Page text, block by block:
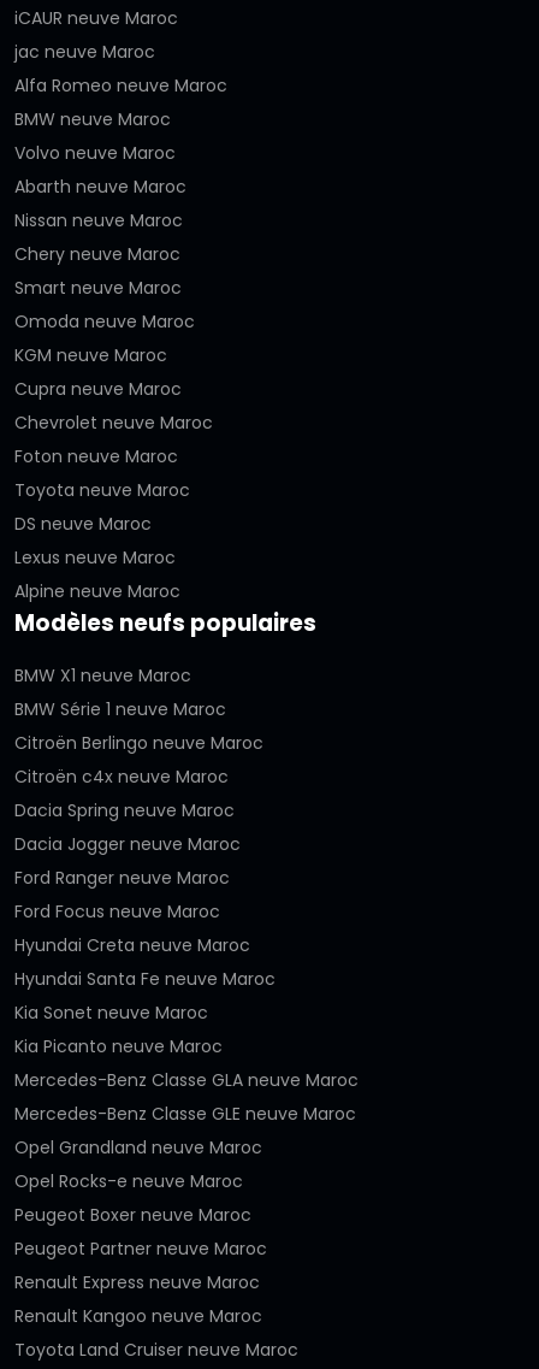
iCAUR neuve Maroc
jac neuve Maroc
Alfa Romeo neuve Maroc
BMW neuve Maroc
Volvo neuve Maroc
Abarth neuve Maroc
Nissan neuve Maroc
Chery neuve Maroc
Smart neuve Maroc
Omoda neuve Maroc
KGM neuve Maroc
Cupra neuve Maroc
Chevrolet neuve Maroc
Foton neuve Maroc
Toyota neuve Maroc
DS neuve Maroc
Lexus neuve Maroc
Alpine neuve Maroc
Modèles neufs populaires
BMW X1 neuve Maroc
BMW Série 1 neuve Maroc
Citroën Berlingo neuve Maroc
Citroën c4x neuve Maroc
Dacia Spring neuve Maroc
Dacia Jogger neuve Maroc
Ford Ranger neuve Maroc
Ford Focus neuve Maroc
Hyundai Creta neuve Maroc
Hyundai Santa Fe neuve Maroc
Kia Sonet neuve Maroc
Kia Picanto neuve Maroc
Mercedes-Benz Classe GLA neuve Maroc
Mercedes-Benz Classe GLE neuve Maroc
Opel Grandland neuve Maroc
Opel Rocks-e neuve Maroc
Peugeot Boxer neuve Maroc
Peugeot Partner neuve Maroc
Renault Express neuve Maroc
Renault Kangoo neuve Maroc
Toyota Land Cruiser neuve Maroc